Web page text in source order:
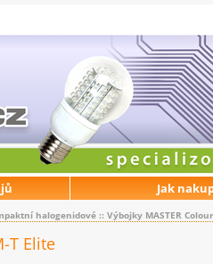
Jak
halogenidové :: Výbojky MASTER
T Elite